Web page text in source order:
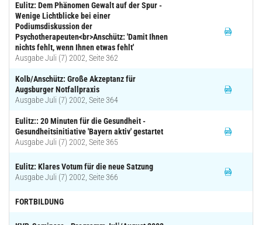
Eulitz: Dem Phänomen Gewalt auf der Spur -
Wenige Lichtblicke bei einer
Podiumsdiskussion der
Psychotherapeuten<br>Anschütz: 'Damit Ihnen
nichts fehlt, wenn Ihnen etwas fehlt'
Ausgabe Juli (7) 2002, Seite 362
Kolb/Anschütz: Große Akzeptanz für
Augsburger Notfallpraxis
Ausgabe Juli (7) 2002, Seite 364
Eulitz:: 20 Minuten für die Gesundheit -
Gesundheitsinitiative 'Bayern aktiv' gestartet
Ausgabe Juli (7) 2002, Seite 365
Eulitz: Klares Votum für die neue Satzung
Ausgabe Juli (7) 2002, Seite 366
FORTBILDUNG